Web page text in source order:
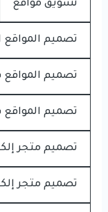
تسويق مواقع
تصميم المواقع
تصميم المواقع
تصميم
تصميم متجر
تصميم متجر